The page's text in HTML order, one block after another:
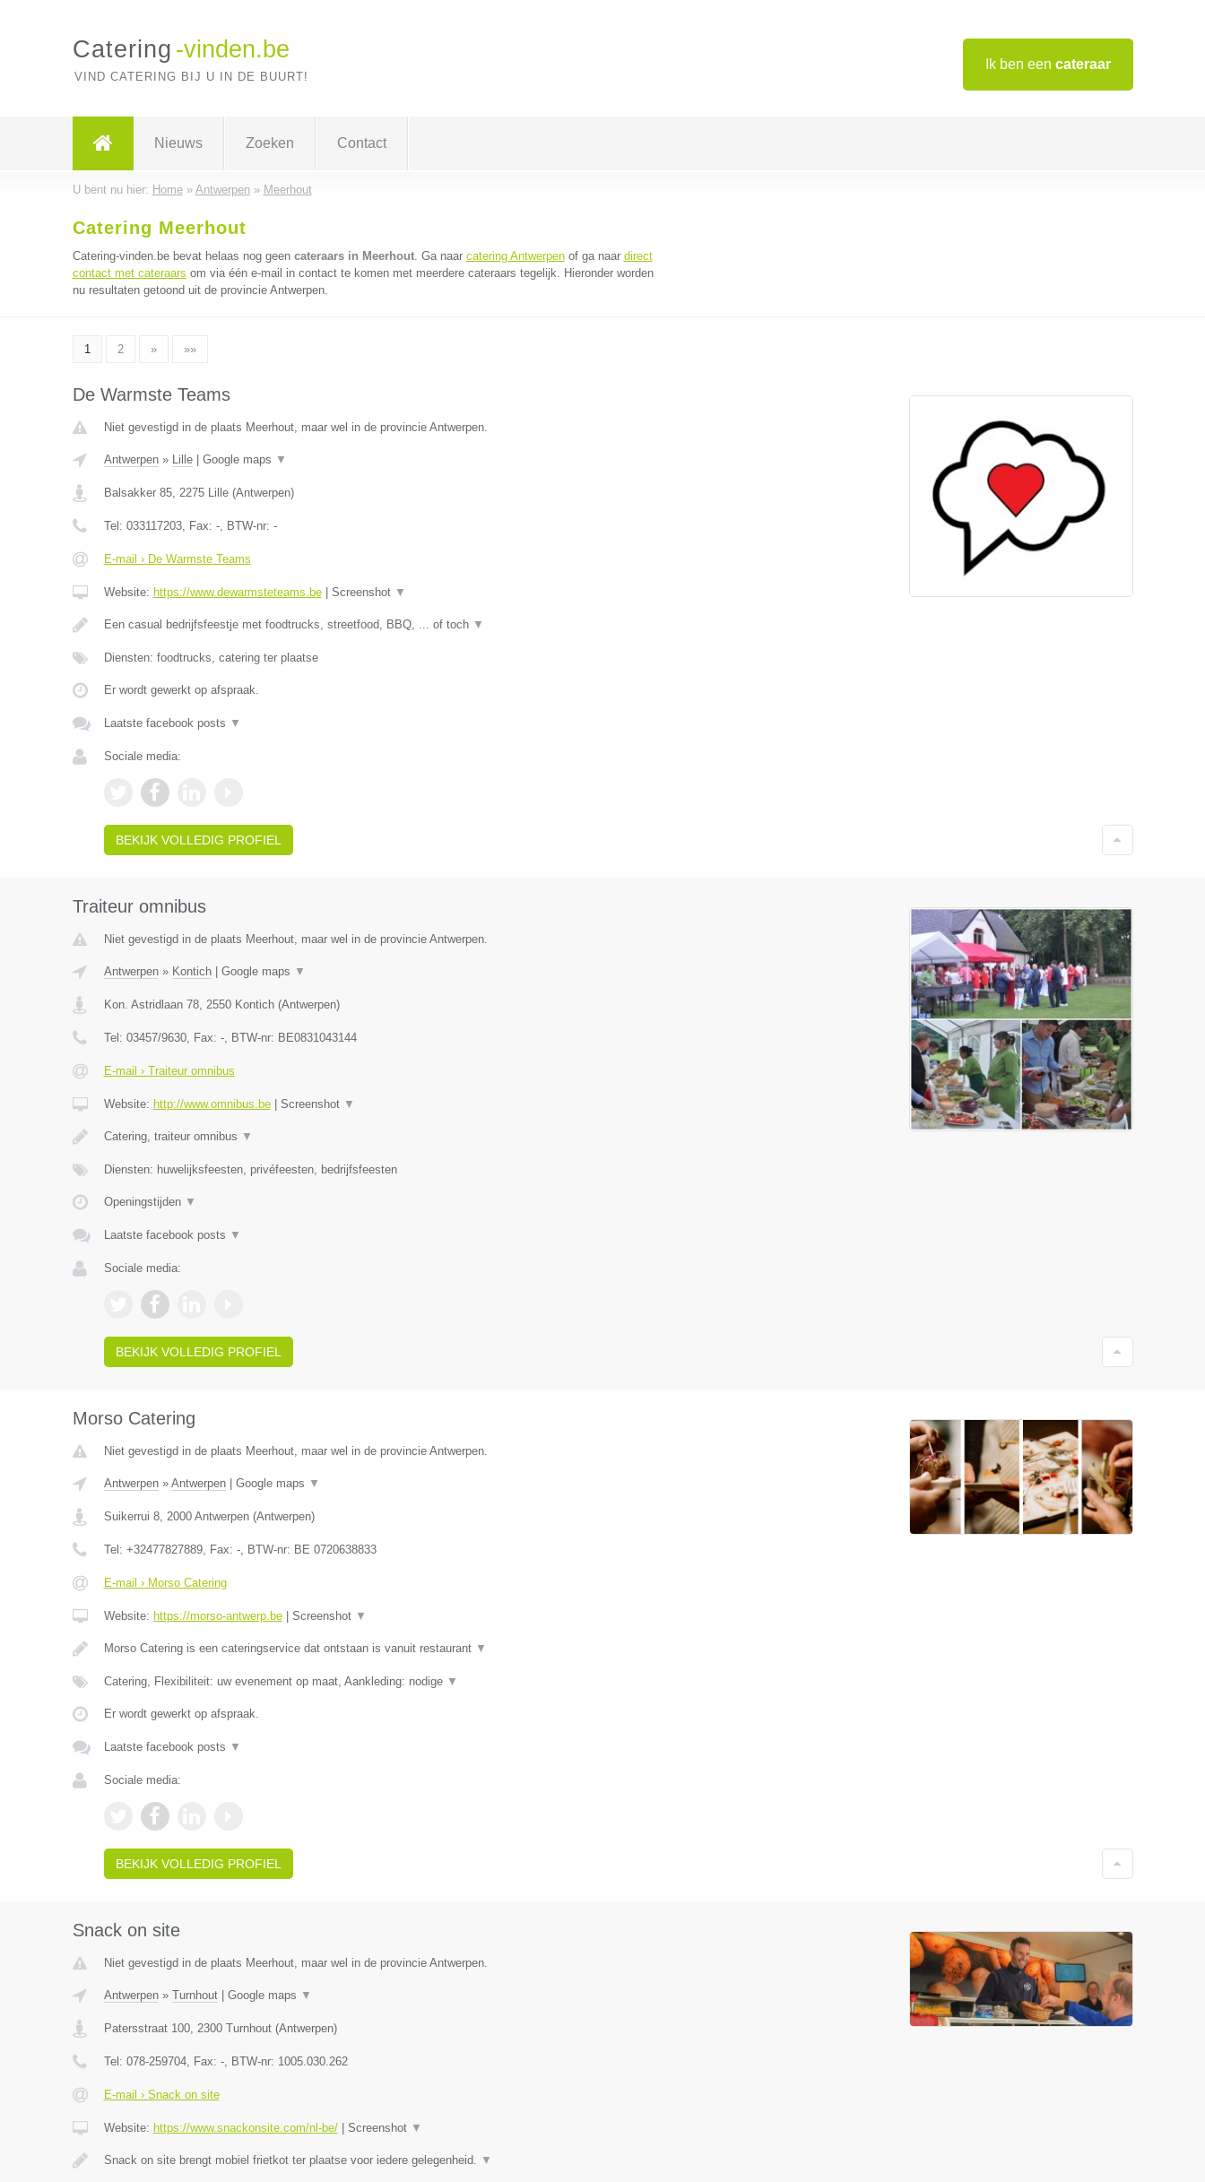
Ik ben een cateraar
Catering -vinden.be
VIND CATERING BIJ U IN DE BUURT!
Nieuws Zoeken Contact
U bent nu hier: Home» Antwerpen» Meerhout
Catering Meerhout
Catering-vinden.be bevat helaas nog geen cateraars in Meerhout. Ga naar catering Antwerpenof ga naar direct
contact met cateraars om via één e-mail in contact te komen met meerdere cateraars tegelijk. Hieronder worden
nu resultaten getoond uit de provincie Antwerpen.
1 2 » »»
De Warmste Teams
Niet gevestigd in de plaats Meerhout, maar wel in de provincie Antwerpen.
Antwerpen» Lille| Google maps ▼
Balsakker 85, 2275 Lille(Antwerpen)
Tel: 033117203, Fax: -, BTW-nr: -
E-mail › De Warmste Teams
Website: https://www.dewarmsteteams.be| Screenshot ▼
Een casual bedrijfsfeestje met foodtrucks, streetfood, BBQ, ... of toch ▼
Diensten: foodtrucks, catering ter plaatse
Er wordt gewerkt op afspraak.
Laatste facebook posts ▼
Sociale media:
BEKIJK VOLLEDIG PROFIEL
Traiteur omnibus
Niet gevestigd in de plaats Meerhout, maar wel in de provincie Antwerpen.
Antwerpen» Kontich| Google maps ▼
Kon. Astridlaan 78, 2550 Kontich(Antwerpen)
Tel: 03457/9630, Fax: -, BTW-nr: BE0831043144
E-mail › Traiteur omnibus
Website: http://www.omnibus.be| Screenshot ▼
Catering, traiteur omnibus ▼
Diensten: huwelijksfeesten, privéfeesten, bedrijfsfeesten
Openingstijden ▼
Laatste facebook posts ▼
Sociale media:
BEKIJK VOLLEDIG PROFIEL
Morso Catering
Niet gevestigd in de plaats Meerhout, maar wel in de provincie Antwerpen.
Antwerpen» Antwerpen| Google maps ▼
Suikerrui 8, 2000 Antwerpen(Antwerpen)
Tel: +32477827889, Fax: -, BTW-nr: BE 0720638833
E-mail › Morso Catering
Website: https://morso-antwerp.be| Screenshot ▼
Morso Catering is een cateringservice dat ontstaan is vanuit restaurant ▼
Catering, Flexibiliteit: uw evenement op maat, Aankleding: nodige ▼
Er wordt gewerkt op afspraak.
Laatste facebook posts ▼
Sociale media:
BEKIJK VOLLEDIG PROFIEL
Snack on site
Niet gevestigd in de plaats Meerhout, maar wel in de provincie Antwerpen.
Antwerpen» Turnhout| Google maps ▼
Patersstraat 100, 2300 Turnhout(Antwerpen)
Tel: 078-259704, Fax: -, BTW-nr: 1005.030.262
E-mail › Snack on site
Website: https://www.snackonsite.com/nl-be/| Screenshot ▼
Snack on site brengt mobiel frietkot ter plaatse voor iedere gelegenheid. ▼